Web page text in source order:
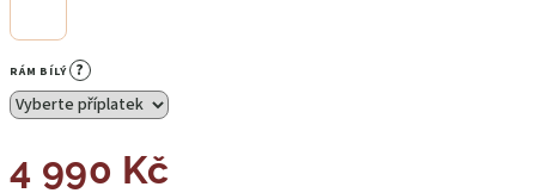
RÁM BÍLÝ ?
4 990 Kč